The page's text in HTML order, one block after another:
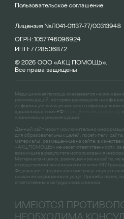
Пользовательское соглашение
Лицензия №Л041-01137-77/00313948
ОГРН: 1057746096924
ИНН: 7728536872
© 2026 ООО «АКЦ ПОМОЩЬ».
Все права защищены
Медицинская помощь оказывается на
рекомендаций, которые размещены на
информации www.pravo.gov.ru официальном
здравоохранения РФ
,
клинических рекомендаций.
Данный сайт носит исключительно
для образовательных целей, посетители
материалы, размещенные на сайте, в
«АКЦ ПОМОЩЬ» не несет ответственности за
возникшие в результате использования
Материалы и цены, размещенные на сайте, не
определяемой положениями статьи 437
Федерации. Предоставление услуг
оказании медицинских услуг. Просьба перед
ответственных сотрудников клиники.
ИМЕЮТСЯ
НЕОБХОДИМА